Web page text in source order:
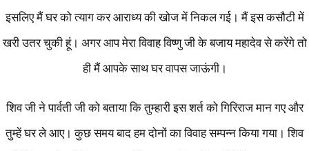
इसलिए मैं घर को त्याग कर आराध्य की खोज में निकल गई। मैं इस कसौटी में
खरी उतर चुकी हूं। अगर आप मेरा विवाह विष्णु जी के बजाय महादेव से करेंगे तो
ही मैं आपके साथ घर वापस जाऊंगी।
शिव जी ने पार्वती जी को बताया कि तुम्हारी इस शर्त को गिरिराज मान गए और
तुम्हें घर ले आए। कुछ समय बाद हम दोनों का विवाह सम्पन्न किया गया। शिव